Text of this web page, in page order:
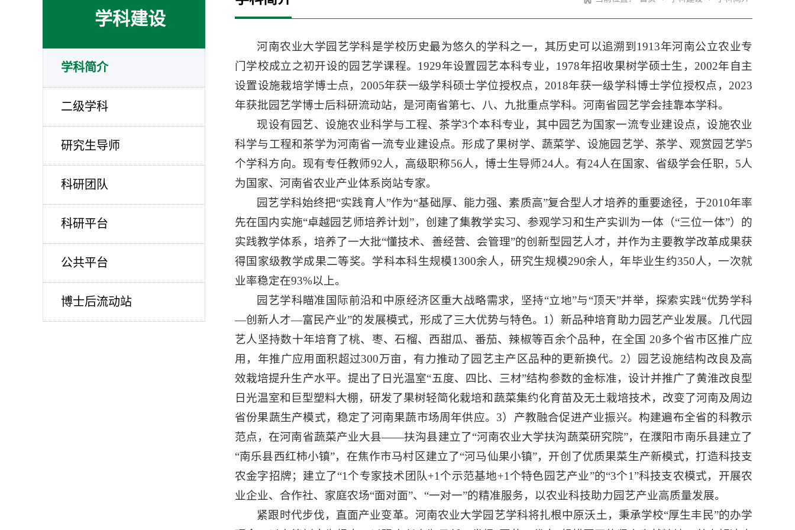
学科建设
学科简介
二级学科
研究生导师
科研团队
科研平台
公共平台
博士后流动站
河南农业大学园艺学科是学校历史最为悠久的学科之一，其历史可以追溯到1913年河南公立农业专
门学校成立之初开设的园艺学课程。1929年设置园艺本科专业，1978年招收果树学硕士生，2002年自主
设置设施栽培学博士点，2005年获一级学科硕士学位授权点，2018年获一级学科博士学位授权点，2023
年获批园艺学博士后科研流动站，是河南省第七、八、九批重点学科。河南省园艺学会挂靠本学科。
现设有园艺、设施农业科学与工程、茶学3个本科专业，其中园艺为国家一流专业建设点，设施农业
科学与工程和茶学为河南省一流专业建设点。形成了果树学、蔬菜学、设施园艺学、茶学、观赏园艺学5
个学科方向。现有专任教师92人，高级职称56人，博士生导师24人。有24人在国家、省级学会任职，5人
为国家、河南省农业产业体系岗站专家。
园艺学科始终把“实践育人”作为“基础厚、能力强、素质高”复合型人才培养的重要途径，于2010年率
先在国内实施“卓越园艺师培养计划”，创建了集教学实习、参观学习和生产实训为一体（“三位一体”）的
实践教学体系，培养了一大批“懂技术、善经营、会管理”的创新型园艺人才，并作为主要教学改革成果获
得国家级教学成果二等奖。学科本科生规模1300余人，研究生规模290余人，年毕业生约350人，一次就
业率稳定在93%以上。
园艺学科瞄准国际前沿和中原经济区重大战略需求，坚持“立地”与“顶天”并举，探索实践“优势学科
—创新人才—富民产业”的发展模式，形成了三大优势与特色。1）新品种培育助力园艺产业发展。几代园
艺人坚持数十年培育了桃、枣、石榴、西甜瓜、番茄、辣椒等百余个品种，在全国 20多个省市区推广应
用，年推广应用面积超过300万亩，有力推动了园艺主产区品种的更新换代。2）园艺设施结构改良及高
效栽培提升生产水平。提出了日光温室“五度、四比、三材”结构参数的金标准，设计并推广了黄淮改良型
日光温室和巨型塑料大棚，研发了果树轻简化栽培和蔬菜集约化育苗及无土栽培技术，改变了河南及周边
省份果蔬生产模式，稳定了河南果蔬市场周年供应。3）产教融合促进产业振兴。构建遍布全省的科教示
范点，在河南省蔬菜产业大县——扶沟县建立了“河南农业大学扶沟蔬菜研究院”，在濮阳市南乐县建立了
“南乐县西红柿小镇”，在焦作市马村区建立了“河马仙果小镇”，开创了优质果菜生产新模式，打造科技支
农金字招牌；建立了“1个专家技术团队+1个示范基地+1个特色园艺产业”的“3个1”科技支农模式，开展农
业企业、合作社、家庭农场“面对面”、“一对一”的精准服务，以农业科技助力园艺产业高质量发展。
紧跟时代步伐，直面产业变革。河南农业大学园艺学科将扎根中原沃土，秉承学校“厚生丰民”的办学